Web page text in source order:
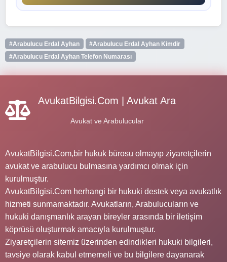
#Arabulucu Erdal Ayhan
#Arabulucu Erdal Ayhan Kimdir
#Arabulucu Erdal Ayhan Telefon Numarası
AvukatBilgisi.Com | Avukat Ara
Avukat ve Arabulucular
AvukatBilgisi.Com,bir hukuk bürosu olmayıp ziyaretçilerin
avukat ve arabulucu bulmasına yardımcı olmak için
kurulmuştur.
AvukatBilgisi.Com herhangi bir hukuki destek veya avukatlık
hizmeti sunmamaktadır. Avukatların, Arabulucuların ve
hukuki danışmanlık arayan bireyler arasında bir iletişim
köprüsü oluşturmak amacıyla kurulmuştur.
Ziyaretçilerin sitemiz üzerinden edindikleri hukuki bilgileri,
tavsiye olarak kabul etmemeli ve bu bilgilere dayanarak